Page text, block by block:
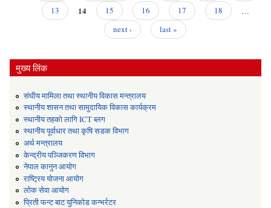
13
14 15 16 17 18
…
next ›
last »
मुख्य लिंक
संघीय मामिला तथा स्थानीय विकास मन्त्रालय
स्थानीय शासन तथा सामुदायिक विकास कार्यक्रम
स्थानीय तहको लागि ICT ब्लग
स्थानीय पूर्वाधार तथा कृषि सडक विभाग
अर्थ मन्त्रालय
केन्द्रीय पञ्जिकरण विभाग
नेपाल कानुन आयोग
राष्ट्रिय योजना आयोग
लोक सेवा आयोग
प्रिती फन्ट बाट युनिकोड कन्भर्रटर